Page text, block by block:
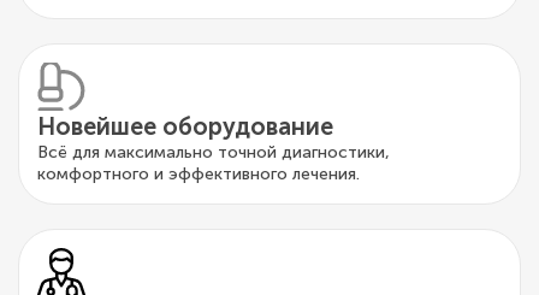
Новейшее оборудование
Всё для максимально точной диагностики,
комфортного и эффективного лечения.